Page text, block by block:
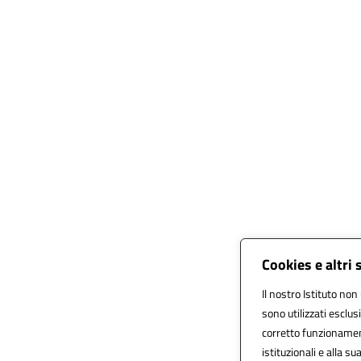
Cookies e altri
Il nostro Istituto
sono utilizzati
corretto
istituzionali e alla